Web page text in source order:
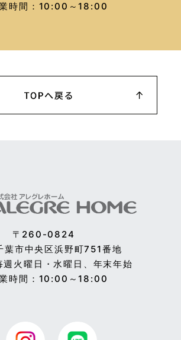
時間：10:00～18:00
〒260-0824
葉市中央区浜野町751番地
週火曜日・水曜日、年末年始
時間：10:00～18:00